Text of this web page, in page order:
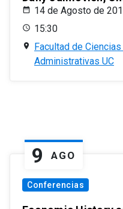
14 de Agosto de
15:30
Facultad de
Administrativas UC
9 AGO
Conferencias